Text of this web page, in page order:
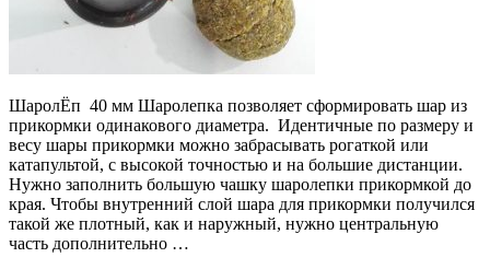
ШаролЁп 40 мм Шаролепка позволяет сформировать шар из
прикормки одинакового диаметра. Идентичные по размеру и
весу шары прикормки можно забрасывать рогаткой или
катапультой, с высокой точностью и на большие дистанции.
Нужно заполнить большую чашку шаролепки прикормкой до
края. Чтобы внутренний слой шара для прикормки получился
такой же плотный, как и наружный, нужно центральную
часть дополнительно …